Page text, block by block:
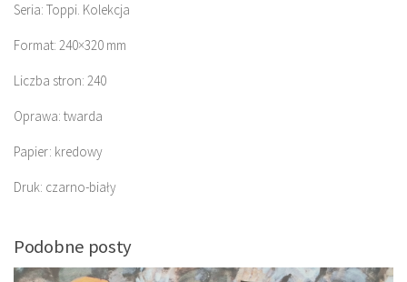
Seria: Toppi. Kolekcja
Format: 240×320 mm
Liczba stron: 240
Oprawa: twarda
Papier: kredowy
Druk: czarno-biały
Podobne posty